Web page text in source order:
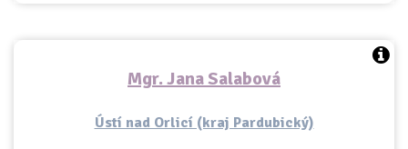
Mgr. Jana Salabová
Ústí nad Orlicí (kraj Pardubický)